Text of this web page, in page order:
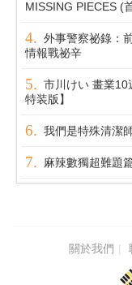
MISSING PIECES (
外事警察祕錄：
情報戰祕辛
市川けい 畫業10
特装版】
我們是特殊清潔
麻辣數獨超難題
關於我們